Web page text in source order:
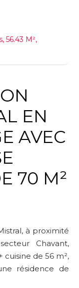
56.43 M²,
AVEC
70 M²
à proximité
Chavant,
de 56 m²,
résidence de